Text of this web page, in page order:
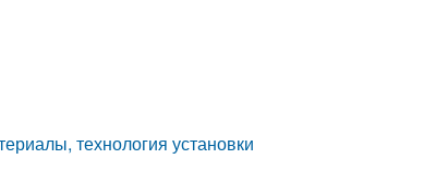
технология установки